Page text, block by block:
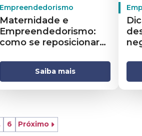
Empreendedorismo
Maternidade e
Empreendedorismo:
como se reposicionar
Saiba mais
6 Próximo